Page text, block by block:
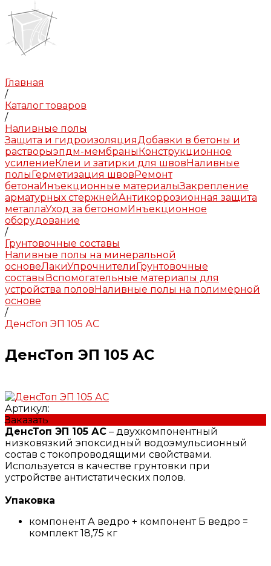
Главная
/
Каталог товаров
/
Наливные полы
Защита и гидроизоляцияДобавки в бетоны и
растворыэпдм-мембраны Конструкционное
усиление Клеи и затирки для швов Наливные
полы Герметизация швов Ремонт
бетона Инъекционные материалыЗакрепление
арматурных стержнейАнтикоррозионная защита
металлаУход за бетоном Инъекционное
оборудование
/
Грунтовочные составы
Наливные полы на минеральной
основеЛакиУпрочнители Грунтовочные
составы Вспомогательные материалы для
устройства полов Наливные полы на полимерной
основе
/
ДенсТоп ЭП 105 АС
ДенсТоп ЭП 105 АС
Артикул:
Заказать
ДенсТоп ЭП 105 АС – двухкомпонентный
низковязкий эпоксидный водоэмульсионный
состав с токопроводящими свойствами.
Используется в качестве грунтовки при
устройстве антистатических полов.
Упаковка
компонент А ведро + компонент Б ведро =
комплект 18,75 кг